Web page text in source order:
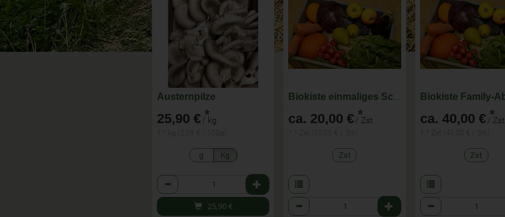
Austernpilze
25,90 € *
/ kg
g Kg
Anzahl
25,90 €
Biokiste einmaliges Schnupperabo für KW 33
ca. 20,00 € *
/ Zst
Zst
Anzahl
ca. 40,00 € *
/ Zst
Zst
Anzahl